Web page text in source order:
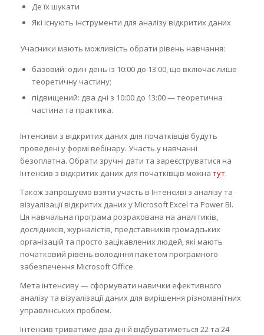
Де їх шукати
Які існують інструменти для аналізу відкритих даних
Учасники мають можливість обрати рівень навчання:
базовий: один день із 10:00 до 13:00, що включає лише
теоретичну частину;
підвищений: два дні з 10:00 до 13:00 — теоретична
частина та практика.
Інтенсиви з відкритих даних для початківців будуть
проведені у формі вебінару. Участь у навчанні
безоплатна. Обрати зручні дати та зареєструватися на
Інтенсив з відкритих даних для початківців можна тут.
Також запрошуємо взяти участь в Інтенсиві з аналізу та
візуалізації відкритих даних у Microsoft Excel тa Power BI.
Ця навчальна програма розрахована на аналітиків,
дослідників, журналістів, представників громадських
організацій та просто зацікавлених людей, які мають
початковий рівень володіння пакетом програмного
забезпечення Microsoft Office.
Мета інтенсиву — сформувати навички ефективного
аналізу та візуалізації даних для вирішення різноманітних
управлінських проблем.
Інтенсив триватиме два дні й відбуватиметься 22 та 24